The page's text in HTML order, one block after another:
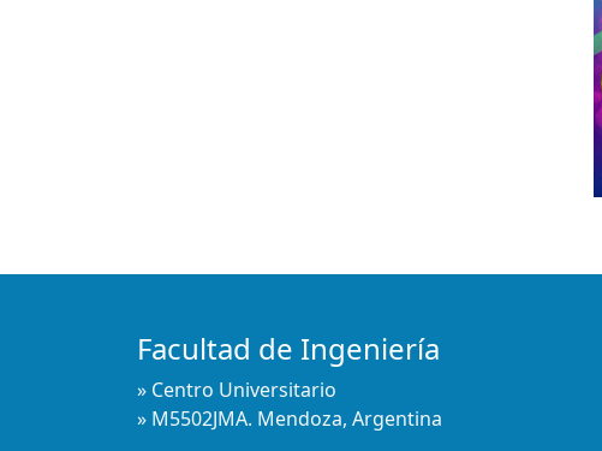
Facultad de Ingeniería
» Centro Universitario
» M5502JMA. Mendoza, Argentina